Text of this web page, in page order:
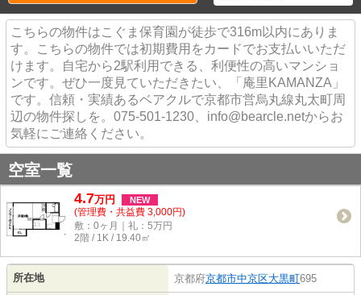
こちらの物件はこぐま保育園が徒歩で316m以内にありま
す。こちらの物件では初期費用をカードでお支払いいただ
けます。自宅から2駅利用できる、利便性の高いマンショ
ンです。ぜひ一度見ていただきたい、「庵里KAMANZA」
です。信頼・実績あるベアクルで京都市営烏丸線丸太町周
辺の物件探しを。075-501-1230、info@bearcle.netからお
気軽にご連絡ください。
空室一覧
4.7万円 NEW
(管理費・共益費 3,000円)
敷：0ヶ月｜礼：5万円
2階 / 1K / 19.40㎡
所在地 京都府京都市中京区大黒町695